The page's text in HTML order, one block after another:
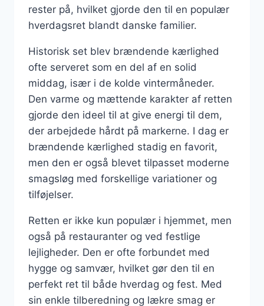
rester på, hvilket gjorde den til en populær
hverdagsret blandt danske familier.
Historisk set blev brændende kærlighed
ofte serveret som en del af en solid
middag, især i de kolde vintermåneder.
Den varme og mættende karakter af retten
gjorde den ideel til at give energi til dem,
der arbejdede hårdt på markerne. I dag er
brændende kærlighed stadig en favorit,
men den er også blevet tilpasset moderne
smagsløg med forskellige variationer og
tilføjelser.
Retten er ikke kun populær i hjemmet, men
også på restauranter og ved festlige
lejligheder. Den er ofte forbundet med
hygge og samvær, hvilket gør den til en
perfekt ret til både hverdag og fest. Med
sin enkle tilberedning og lækre smag er